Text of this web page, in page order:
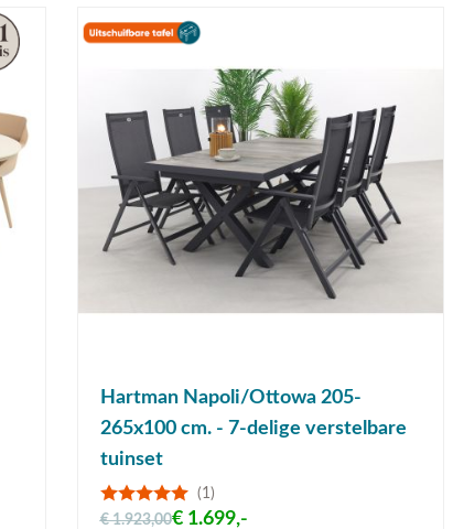
Hartman Napoli/Ottowa 205-
265x100 cm. - 7-delige verstelbare
tuinset
(1)
€ 1.923,00€ 1.699,-